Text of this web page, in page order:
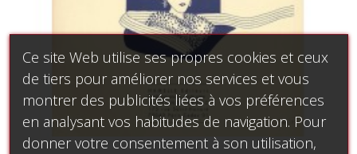
Ce site Web utilise ses propres cookies et ceux
de tiers pour améliorer nos services et vous
montrer des publicités liées à vos préférences
en analysant vos habitudes de navigation. Pour
donner votre consentement à son utilisation,